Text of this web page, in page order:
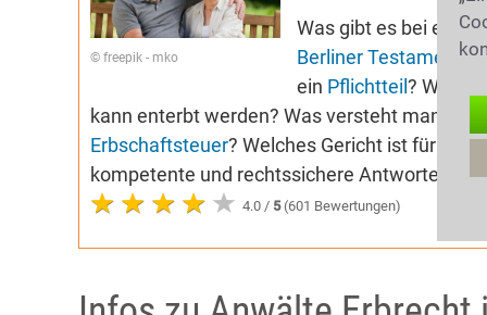
© freepik - mko
Was gibt es bei
Berliner Testament?
ein Pflichtteil ? Was
kann enterbt werden? Was versteht man
Erbschaftsteuer? Welches Gericht ist für das
kompetente und rechtssichere Antworten
4.0 / 5(601 Bewertungen)